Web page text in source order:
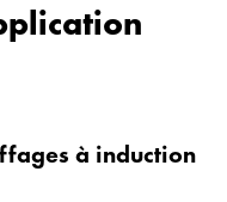
à induction